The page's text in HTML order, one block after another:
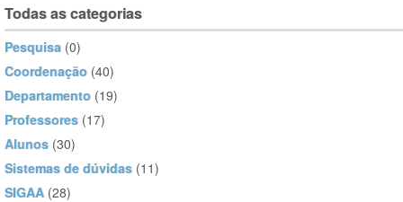
Todas as categorias
Pesquisa (0)
Coordenação (40)
Departamento (19)
Professores (17)
Alunos (30)
Sistemas de dúvidas (11)
SIGAA (28)